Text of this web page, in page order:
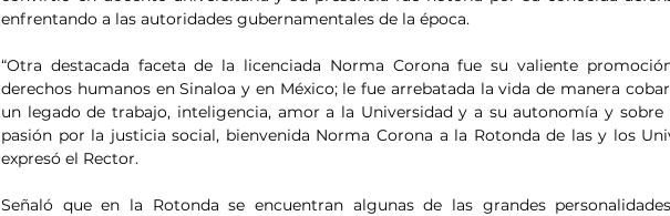
enfrentando a las autoridades gubernamentales de la época.
“Otra destacada faceta de la licenciada Norma Corona fue su valiente
derechos humanos en Sinaloa y en México; le fue arrebatada la vida de manera
un legado de trabajo, inteligencia, amor a la Universidad y a su autonomía y
pasión por la justicia social, bienvenida Norma Corona a la Rotonda de las y los
expresó el Rector.
Señaló que en la Rotonda se encuentran algunas de las grandes